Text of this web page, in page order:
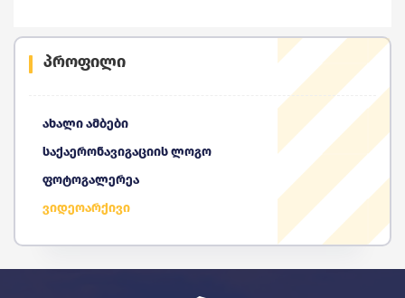
პროფილი
ახალი ამბები
საქაერონავიგაციის ლოგო
ფოტოგალერეა
ვიდეოარქივი